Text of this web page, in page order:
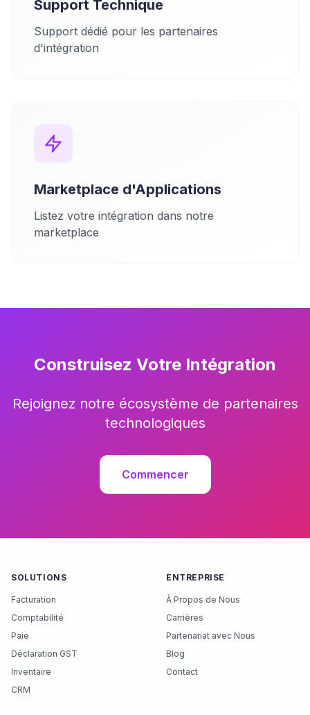
Support Technique
Support dédié pour les partenaires
d'intégration
Marketplace d'Applications
Listez votre intégration dans notre
marketplace
Construisez Votre Intégration
Rejoignez notre écosystème de partenaires
technologiques
Commencer
SOLUTIONS
Facturation
Comptabilité
Paie
Déclaration GST
Inventaire
CRM
ENTREPRISE
À Propos de Nous
Carrières
Partenariat avec Nous
Blog
Contact